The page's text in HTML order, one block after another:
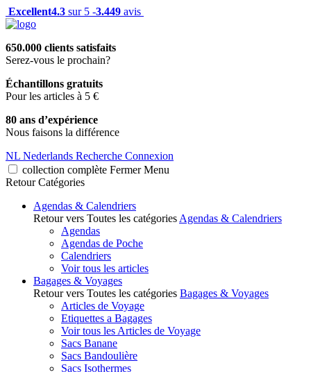
Excellent4.3 sur 5 -3.449 avis
650.000 clients satisfaits
Serez-vous le prochain?
Échantillons gratuits
Pour les articles à 5 €
80 ans d’expérience
Nous faisons la différence
NL Nederlands Recherche Connexion
collection complète Fermer Menu
Retour Catégories
Agendas & Calendriers
Retour vers Toutes les catégories Agendas & Calendriers
Agendas
Agendas de Poche
Calendriers
Voir tous les articles
Bagages & Voyages
Retour vers Toutes les catégories Bagages & Voyages
Articles de Voyage
Etiquettes a Bagages
Voir tous les Articles de Voyage
Sacs Banane
Sacs Bandoulière
Sacs Isothermes